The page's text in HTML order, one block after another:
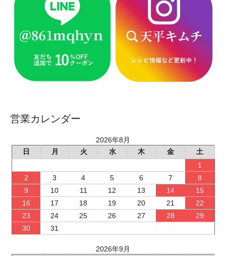
営業カレンダー
2026年8月
日
月 火 水 木 金
土
1
2
3 4 5 6 7
8
9
10 11 12 13 14
15
16
17 18 19 20 21
22
23
24 25 26 27 28
29
30
31
2026年9月